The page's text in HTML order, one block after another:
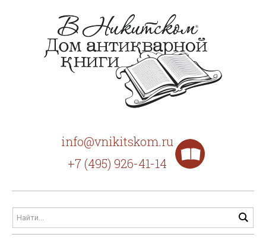
info@vnikitskom.ru
+7 (495) 926-41-14